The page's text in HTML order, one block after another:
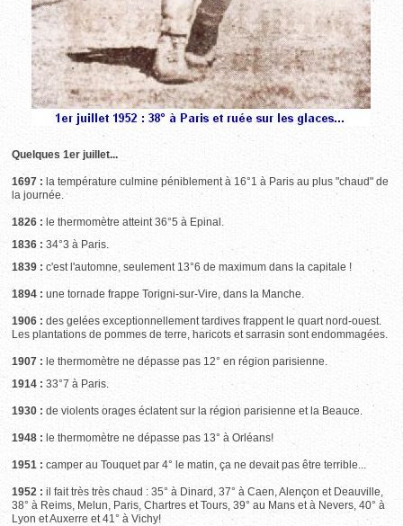
Quelques 1er juillet...
1697 : la température culmine péniblement à 16°1 à Paris au plus "chaud" de
la journée.
1826 : le thermomètre atteint 36°5 à Epinal.
1836 : 34°3 à Paris.
1839 : c'est l'automne, seulement 13°6 de maximum dans la capitale !
1894 : une tornade frappe Torigni-sur-Vire, dans la Manche.
1906 : des gelées exceptionnellement tardives frappent le quart nord-ouest.
Les plantations de pommes de terre, haricots et sarrasin sont endommagées.
1907 : le thermomètre ne dépasse pas 12° en région parisienne.
1914 : 33°7 à Paris.
1930 : de violents orages éclatent sur la région parisienne et la Beauce.
1948 : le thermomètre ne dépasse pas 13° à Orléans!
1951 : camper au Touquet par 4° le matin, ça ne devait pas être terrible...
1952 : il fait très très chaud : 35° à Dinard, 37° à Caen, Alençon et Deauville,
38° à Reims, Melun, Paris, Chartres et Tours, 39° au Mans et à Nevers, 40° à
Lyon et Auxerre et 41° à Vichy!